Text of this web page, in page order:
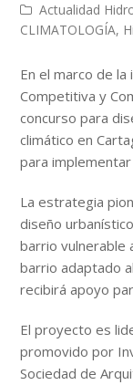
Actualidad
CLIMATOLOGÍA,
En el marco de la
Competitiva y
concurso para
climático en
para
La estrategia
diseño
barrio vulnerable
barrio adaptado
recibirá apoyo
El proyecto es
promovido por
Sociedad de